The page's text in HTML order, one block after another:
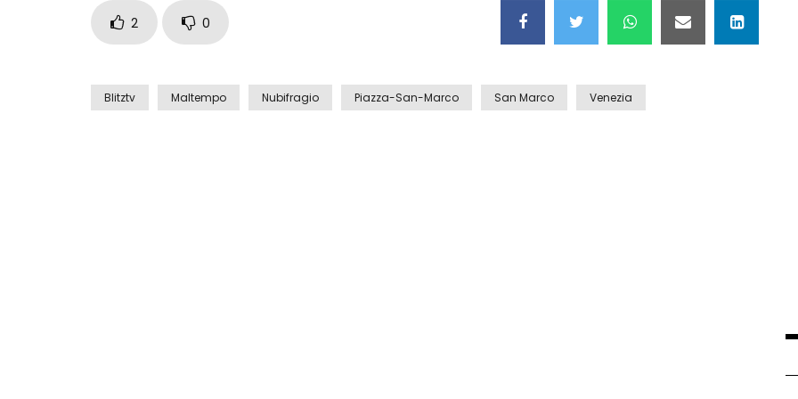
2 0
Blitztv Maltempo Nubifragio Piazza-San-Marco San Marco Venezia